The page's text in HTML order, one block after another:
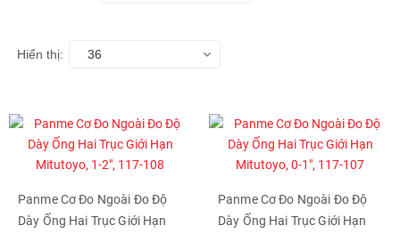
Hiển thị: 36
Panme Cơ Đo Ngoài Đo Độ
Dày Ống Hai Trục Giới Hạn
Panme Cơ Đo Ngoài Đo Độ
Dày Ống Hai Trục Giới Hạn